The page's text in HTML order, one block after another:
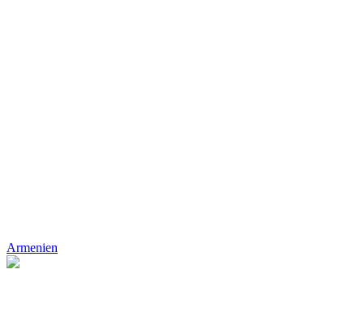
Armenien